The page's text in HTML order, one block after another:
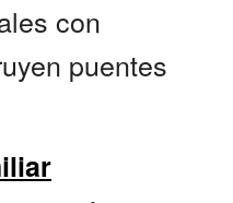
con
puentes